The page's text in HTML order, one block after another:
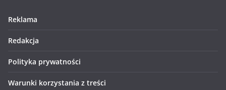
Reklama
Redakcja
Polityka prywatności
Warunki korzystania z treści